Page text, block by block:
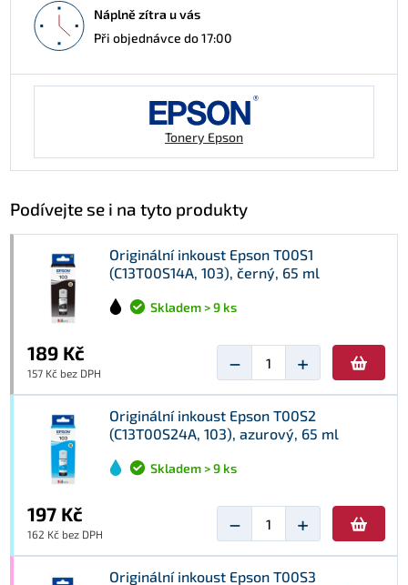
Náplně zítra u vás
Při objednávce do 17:00
Tonery Epson
Podívejte se i na tyto produkty
Originální inkoust Epson T00S1
(C13T00S14A, 103), černý, 65 ml
Skladem > 9 ks
189 Kč
157 Kč bez DPH − +
Originální inkoust Epson T00S2
(C13T00S24A, 103), azurový, 65 ml
Skladem > 9 ks
197 Kč
162 Kč bez DPH − +
Originální inkoust Epson T00S3